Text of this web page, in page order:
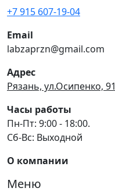
+7 915 607-19-04
Email
labzaprzn@gmail.com
Адрес
Рязань, ул.Осипенко, 91
Часы работы
Пн-Пт: 9:00 - 18:00.
Сб-Вс: Выходной
О компании
Меню